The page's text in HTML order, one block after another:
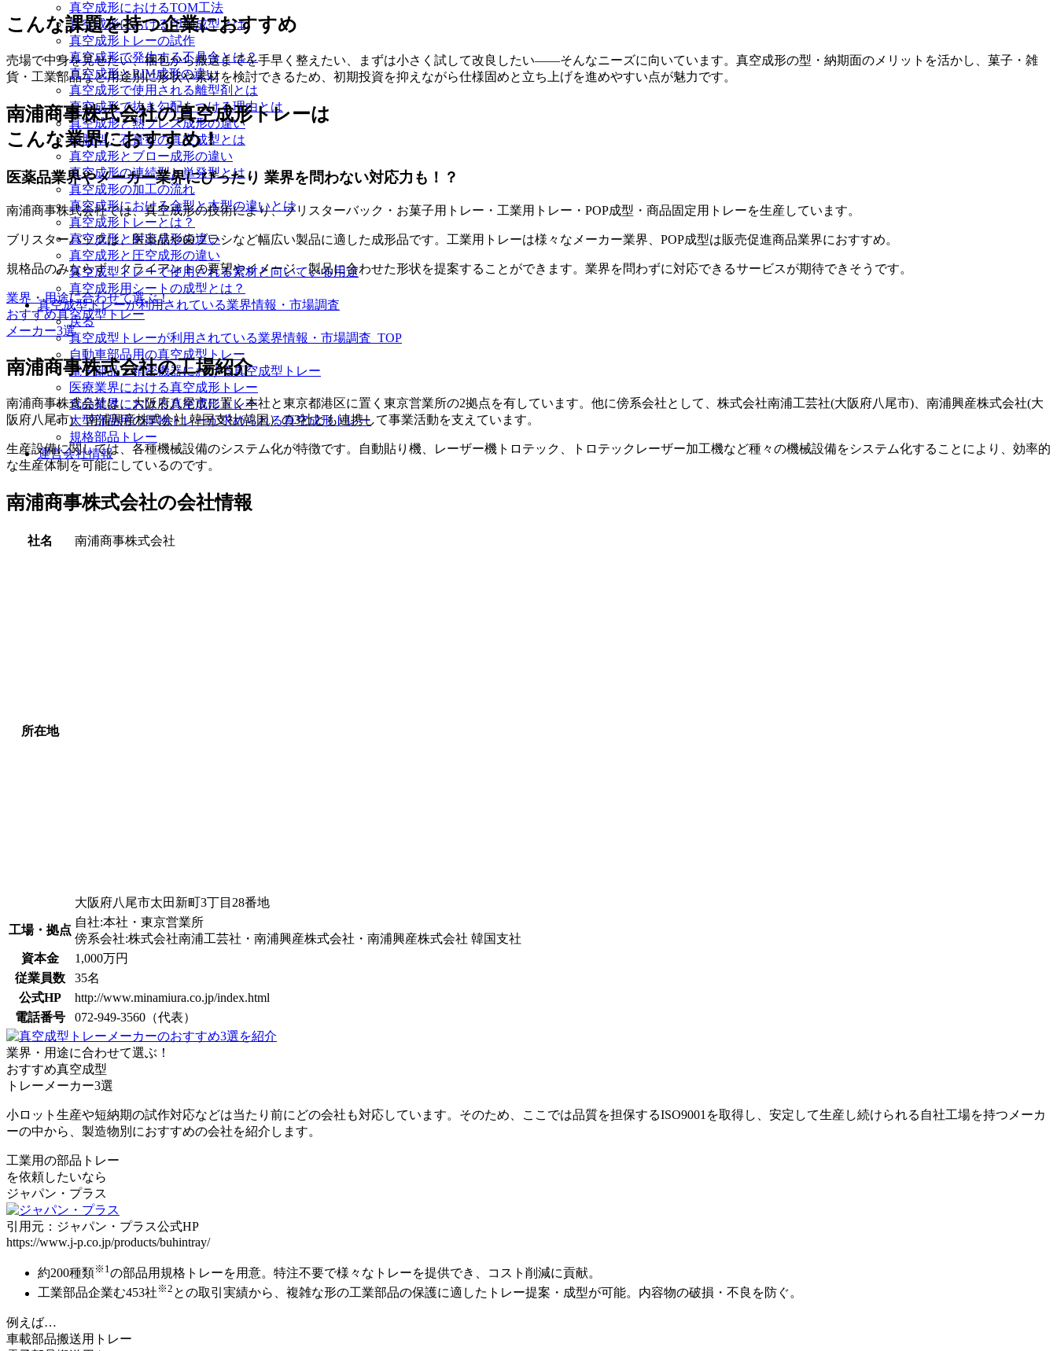
真空成形におけるTOM工法
真空成形における印刷成型とは
真空成形トレーの試作
真空成形で発生する不具合とは？
真空成形とRIM成形の違い
真空成形で使用される離型剤とは
真空成形で抜き勾配をつける理由とは
真空成形と熱プレス成形の違い
樹脂型・石膏型の真空成型とは
真空成形とブロー成形の違い
真空成形の連続型と単発型とは
真空成形の加工の流れ
真空成形における金型と木型の違いとは
真空成形トレーとは？
真空成形と射出成形の違い
真空成形と圧空成形の違い
真空成型トレーで使用される素材と向いている用途
真空成形用シートの成型とは？
真空成型トレーが利用されている業界情報・市場調査
戻る
真空成型トレーが利用されている業界情報・市場調査_TOP
自動車部品用の真空成型トレー
電子部品・精密機器における真空成型トレー
医療業界における真空成形トレー
食品業界における真空成形トレー
大型部品用の厚物トレーが求められる真空成形トレー
規格部品トレー
運営会社情報
こんな課題を持つ企業におすすめ
売場で中身を見せたい、梱包から搬送までを手早く整えたい、まずは小さく試して改良したい――そんなニーズに向いています。真空成形の型・納期面のメリットを活かし、菓子・雑
貨・工業部品など用途別に形状や素材を検討できるため、初期投資を抑えながら仕様固めと立ち上げを進めやすい点が魅力です。
南浦商事株式会社の真空成形トレーは
こんな業界におすすめ！
医薬品業界やメーカー業界にぴったり 業界を問わない対応力も！？
南浦商事株式会社では、真空成形の技術により、ブリスターバック・お菓子用トレー・工業用トレー・POP成型・商品固定用トレーを生産しています。
ブリスターバックは、医薬品や歯ブラシなど幅広い製品に適した成形品です。工業用トレーは様々なメーカー業界、POP成型は販売促進商品業界におすすめ。
規格品のみならず、クライアントの要望やイメージ、製品に合わせた形状を提案することができます。業界を問わずに対応できるサービスが期待できそうです。
業界・用途に合わせて選ぶ！
おすすめ真空成型トレー
メーカー3選
南浦商事株式会社の工場紹介
南浦商事株式会社は、大阪府八尾市に置く本社と東京都港区に置く東京営業所の2拠点を有しています。他に傍系会社として、株式会社南浦工芸社(大阪府八尾市)、南浦興産株式会社(大
阪府八尾市)、南浦興産株式会社 韓国支社(韓国）の3社とも連携して事業活動を支えています。
生産設備に関しては、各種機械設備のシステム化が特徴です。自動貼り機、レーザー機トロテック、トロテックレーザー加工機など種々の機械設備をシステム化することにより、効率的
な生産体制を可能にしているのです。
南浦商事株式会社の会社情報
社名 南浦商事株式会社
所在地
大阪府八尾市太田新町3丁目28番地
工場・拠点
自社:本社・東京営業所
傍系会社:株式会社南浦工芸社・南浦興産株式会社・南浦興産株式会社 韓国支社
資本金
1,000万円
従業員数
35名
公式HP
http://www.minamiura.co.jp/index.html
電話番号
072-949-3560（代表）
業界・用途に合わせて選ぶ！
おすすめ真空成型
トレーメーカー3選
小ロット生産や短納期の試作対応などは当たり前にどの会社も対応しています。そのため、ここでは品質を担保するISO9001を取得し、安定して生産し続けられる自社工場を持つメーカ
ーの中から、製造物別におすすめの会社を紹介します。
工業用の部品トレー
を依頼したいなら
ジャパン・プラス
引用元：ジャパン・プラス公式HP
https://www.j-p.co.jp/products/buhintray/
約200種類 ※1の部品用規格トレーを用意。 特注不要で様々なトレーを提供でき、コスト削減に貢献。
工業部品企業む453社 ※2 との取引実績から、 複雑な形の工業部品の保護に適したトレー提案・成型が可能。内容物の破損・不良を防ぐ。
例えば…
車載部品搬送用トレー